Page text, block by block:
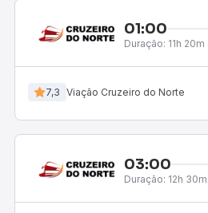
01:00
Duração: 11h 20m
7,3 Viação Cruzeiro do Norte
03:00
Duração: 12h 30m